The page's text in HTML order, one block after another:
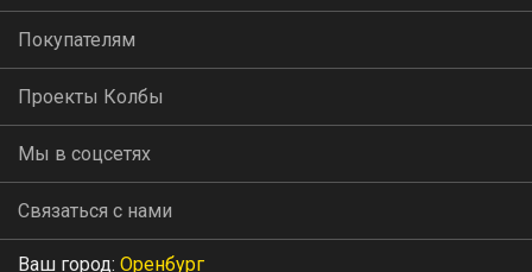
Невероятная скорость в
домашних условиях
До 14 л/ч в режиме первой перегонки
Покупателям
Проекты Колбы
Мы в соцсетях
Связаться с нами
Ваш город: Оренбург